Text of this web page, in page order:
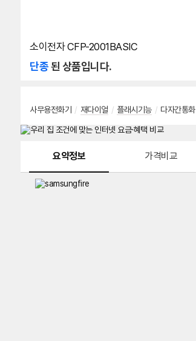
소이전자 CFP-2001BASIC
단종된 상품입니다.
사무용전화기 / 재다이얼 / 플래시기능 / 다자간통화
요약정보 가격비교